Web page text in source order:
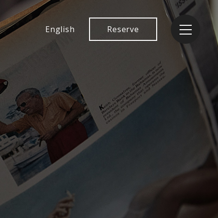
English Reserve